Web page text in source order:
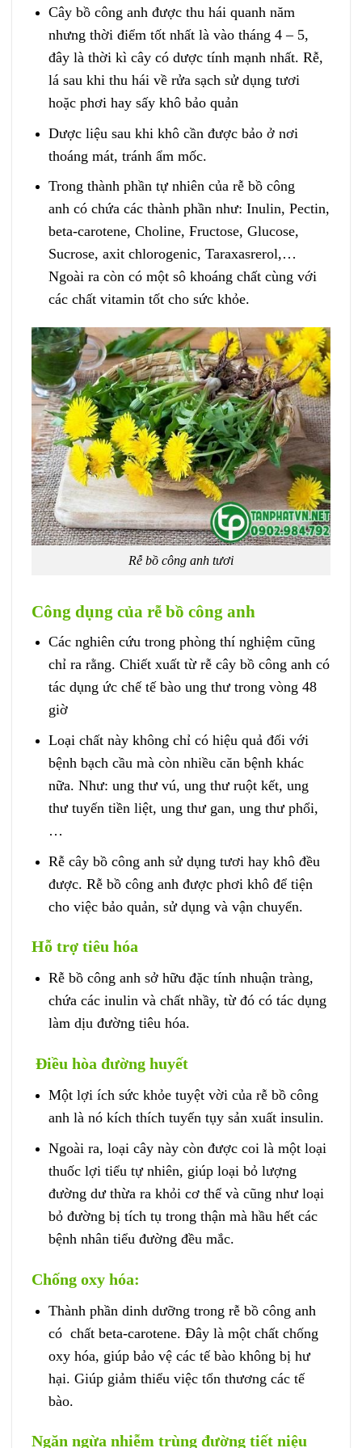
Cây bồ công anh được thu hái quanh năm
nhưng thời điểm tốt nhất là vào tháng 4 – 5,
đây là thời kì cây có dược tính mạnh nhất. Rễ,
lá sau khi thu hái về rửa sạch sử dụng tươi
hoặc phơi hay sấy khô bảo quản
Dược liệu sau khi khô cần được bảo ở nơi
thoáng mát, tránh ẩm mốc.
Trong thành phần tự nhiên của rễ bồ công
anh có chứa các thành phần như: Inulin, Pectin,
beta-carotene, Choline, Fructose, Glucose,
Sucrose, axit chlorogenic, Taraxasrerol,…
Ngoài ra còn có một sô khoáng chất cùng với
các chất vitamin tốt cho sức khỏe.
Rễ bồ công anh tươi
Công dụng của rễ bồ công anh
Các nghiên cứu trong phòng thí nghiệm cũng
chỉ ra rằng. Chiết xuất từ rễ cây bồ công anh có
tác dụng ức chế tế bào ung thư trong vòng 48
giờ
Loại chất này không chỉ có hiệu quả đối với
bệnh bạch cầu mà còn nhiều căn bệnh khác
nữa. Như: ung thư vú, ung thư ruột kết, ung
thư tuyến tiền liệt, ung thư gan, ung thư phổi,
…
Rễ cây bồ công anh sử dụng tươi hay khô đều
được. Rễ bồ công anh được phơi khô để tiện
cho việc bảo quản, sử dụng và vận chuyển.
Hỗ trợ tiêu hóa
Rễ bồ công anh sở hữu đặc tính nhuận tràng,
chứa các inulin và chất nhầy, từ đó có tác dụng
làm dịu đường tiêu hóa.
Điều hòa đường huyết
Một lợi ích sức khỏe tuyệt vời của rễ bồ công
anh là nó kích thích tuyến tụy sản xuất insulin.
Ngoài ra, loại cây này còn được coi là một loại
thuốc lợi tiểu tự nhiên, giúp loại bỏ lượng
đường dư thừa ra khỏi cơ thể và cũng như loại
bỏ đường bị tích tụ trong thận mà hầu hết các
bệnh nhân tiểu đường đều mắc.
Chống oxy hóa:
Thành phần dinh dưỡng trong rễ bồ công anh
có chất beta-carotene. Đây là một chất chống
oxy hóa, giúp bảo vệ các tế bào không bị hư
hại. Giúp giảm thiểu việc tổn thương các tế
bào.
Ngăn ngừa nhiễm trùng đường tiết niệu